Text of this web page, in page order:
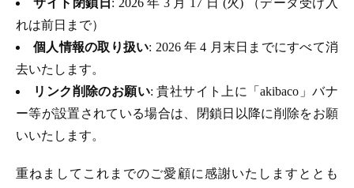
サイト閉鎖日 : 2026 年 3 月 17 日 (火) （データ受け入
れは前日まで）
個人情報の取り扱い: 2026 年 4 月末日までにすべて消
去いたします。
リンク削除のお願い: 貴社サイト上に「akibaco」バナ
ー等が設置されている場合は、閉鎖日以降に削除をお願
いいたします。
重ねましてこれまでのご愛顧に感謝いたしますととも